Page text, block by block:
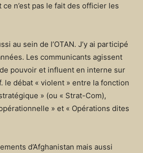
n’est pas le fait des officier les
au sein de l’OTAN. J’y ai participé
Les communicants agissent
pouvoir et influent en interne sur
le débat « violent » entre la fonction
» (ou « Strat-Com),
» et « Opérations dites
d’Afghanistan mais aussi